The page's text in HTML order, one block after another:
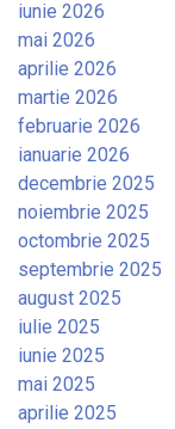
iunie 2026
mai 2026
aprilie 2026
martie 2026
februarie 2026
ianuarie 2026
decembrie 2025
noiembrie 2025
octombrie 2025
septembrie 2025
august 2025
iulie 2025
iunie 2025
mai 2025
aprilie 2025